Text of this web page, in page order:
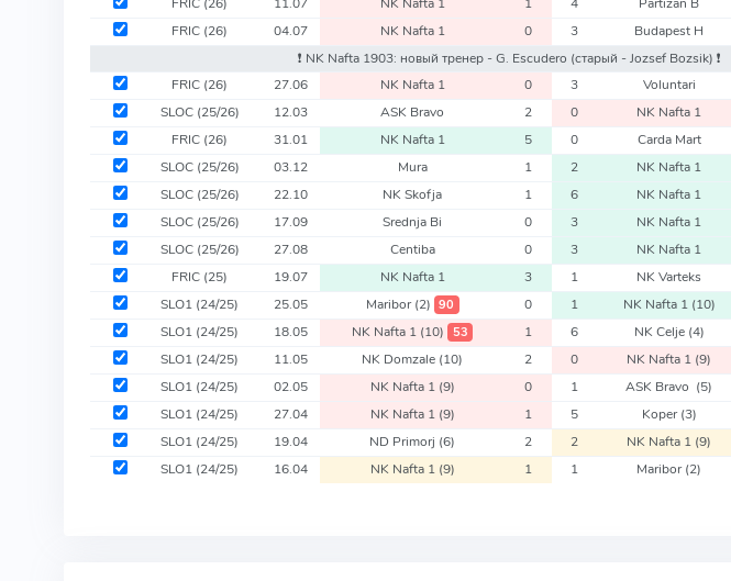
FRIC (26) 04.07 NK Nafta 1 0 3 Budapest H
❗️ NK Nafta 1903: новый тренер - G. Escudero (старый - Jozsef Bozsik) ❗️
FRIC (26) 27.06 NK Nafta 1 0 3 Voluntari
SLOC (25/26) 12.03 ASK Bravo 2 0 NK Nafta 1
FRIC (26) 31.01 NK Nafta 1 5 0 Carda Mart
SLOC (25/26) 03.12 Mura 1 2 NK Nafta 1
SLOC (25/26) 22.10 NK Skofja 1 6 NK Nafta 1
SLOC (25/26) 17.09 Srednja Bi 0 3 NK Nafta 1
SLOC (25/26) 27.08 Centiba 0 3 NK Nafta 1
FRIC (25) 19.07 NK Nafta 1 3 1 NK Varteks
SLO1 (24/25) 25.05 Maribor(2) 90 0 1 NK Nafta 1 (10)
SLO1 (24/25) 18.05 NK Nafta 1 (10) 53 1 6 NK Celje (4)
SLO1 (24/25) 11.05 NK Domzale (10) 2 0 NK Nafta 1 (9)
SLO1 (24/25) 02.05 NK Nafta 1 (9) 0 1 ASK Bravo (5)
SLO1 (24/25) 27.04 NK Nafta 1 (9) 1 5 Koper(3)
SLO1 (24/25) 19.04 ND Primorj (6) 2 2 NK Nafta 1 (9)
SLO1 (24/25) 16.04 NK Nafta 1 (9) 1 1 Maribor(2)